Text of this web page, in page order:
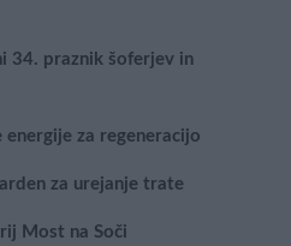
34. praznik šoferjev in
za regeneracijo
za urejanje trate
Most na Soči